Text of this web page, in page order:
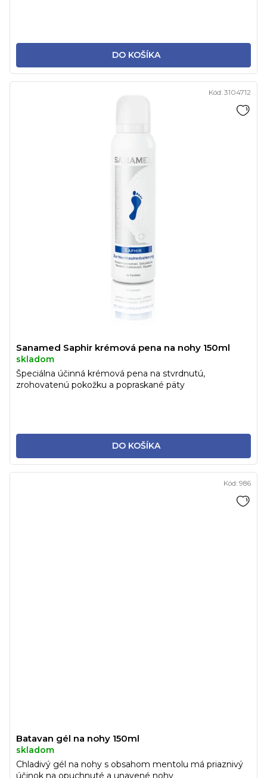
DO KOŠÍKA
Sanamed Saphir krémová pena na nohy 150ml
skladom
DO KOŠÍKA
Špeciálna účinná krémová pena na stvrdnutú,
zrohovatenú pokožku a popraskané päty
Kód: 3104712
Batavan gél na nohy 150ml
skladom
Chladivý gél na nohy s obsahom mentolu má priaznivý
účinok na opuchnuté a unavené nohy
Kód: 986